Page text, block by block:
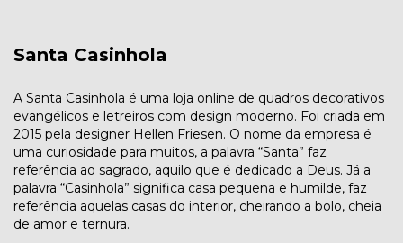
Santa Casinhola
A Santa Casinhola é uma loja online de quadros decorativos
evangélicos e letreiros com design moderno. Foi criada em
2015 pela designer Hellen Friesen. O nome da empresa é
uma curiosidade para muitos, a palavra “Santa” faz
referência ao sagrado, aquilo que é dedicado a Deus. Já a
palavra “Casinhola” significa casa pequena e humilde, faz
referência aquelas casas do interior, cheirando a bolo, cheia
de amor e ternura.